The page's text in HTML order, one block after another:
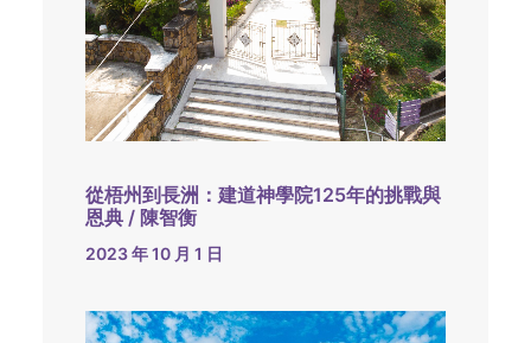
從梧州到長洲：建道神學院125年的挑戰與
恩典 / 陳智衡
2023 年 10 月 1 日